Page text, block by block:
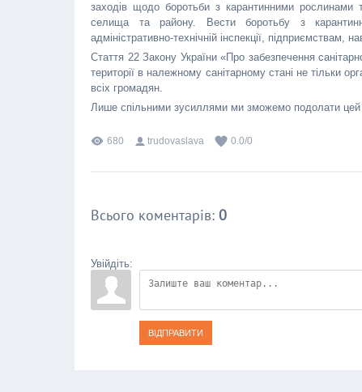
заходів щодо боротьби з карантинними рослинами
селища та району. Вести боротьбу з
адміністративно-технічній інспекції, підприємствам,
Стаття 22 Закону України «Про забезпечення
території в належному санітарному стані не тільки
всіх громадян.
Лише спільними зусиллями ми зможемо подолати цей
680 trudovaslava 0.0/0
Всього коментарів: 0
Увійдіть:
ВІДПРАВИТИ